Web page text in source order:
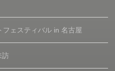
ェスティバル in 名古屋
訪